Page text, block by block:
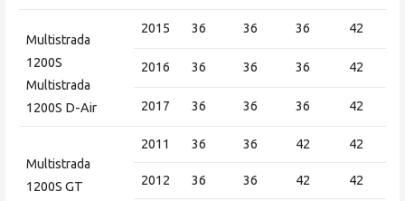
Multistrada
1200S
Multistrada
1200S D-Air
2015 36 36 36 42
2016 36 36 36 42
2017 36 36 36 42
Multistrada
1200S GT
2011 36 36 42 42
2012 36 36 42 42